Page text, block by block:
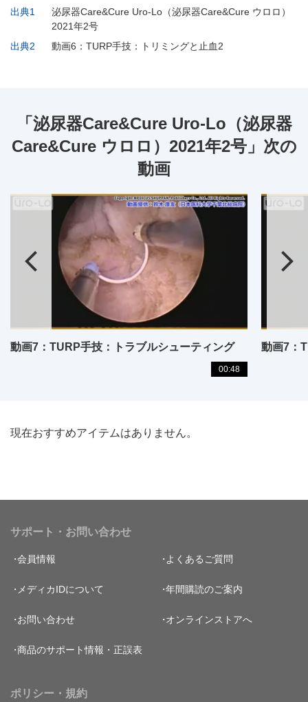
出典1
泌尿器Care&Cure Uro-Lo（泌尿器Care&Cure ウロロ）
2021年2号
出典2
動画6：TURP手技：トリミングと止血2
「泌尿器Care&Cure Uro-Lo（泌尿器
Care&Cure ウロロ）2021年2号」次の
動画
動画7：TURP手技：トラブルシューティング
00:48
動画7：
現在おすすめアイテムはありません。
サポート・お問い合わせ
会員情報 よくあるご質問
メディカIDについて 年間購読のご案内
お問い合わせ オンラインストアへ
商品のサポート情報・正誤表
ポリシー・規約